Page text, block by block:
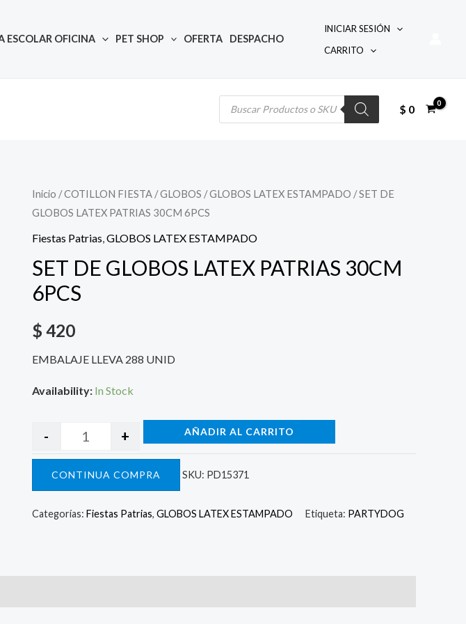
ESCOLAR OFICINA PET SHOP OFERTA DESPACHO
INICIAR SESIÓN
CARRITO
Búsqueda
$ 0
Inicio /COTILLON FIESTA /GLOBOS /GLOBOS LATEX ESTAMPADO / SET DE
GLOBOS LATEX PATRIAS 30CM 6PCS
Fiestas Patrias GLOBOS LATEX ESTAMPADO
SET DE GLOBOS LATEX PATRIAS 30CM
6PCS
$ 420
EMBALAJE LLEVA 288 UNID
Availability: In Stock
Quantity
- + AÑADIR AL CARRITO
CONTINUA COMPRA SKU: PD15371
Categorías: Fiestas Patrias, GLOBOS LATEX ESTAMPADO Etiqueta: PARTYDOG